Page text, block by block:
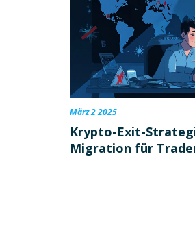
März 2 2025
Krypto-Exit-
Migration für